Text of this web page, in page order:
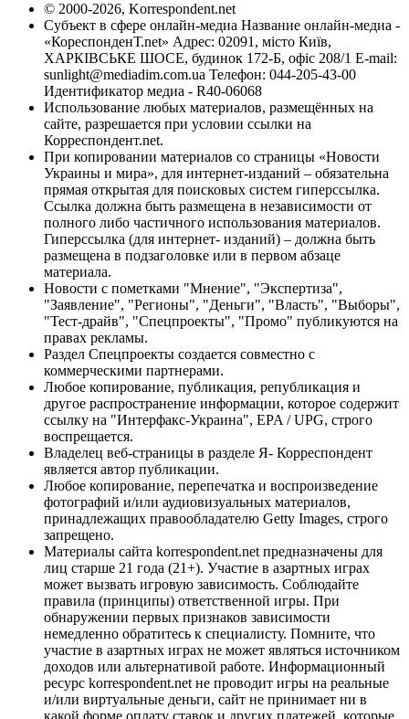
© 2000-2026, Korrespondent.net
Субъект в сфере онлайн-медиа Название онлайн-медиа -
«КореспонденТ.net» Адрес: 02091, місто Київ,
ХАРКІВСЬКЕ ШОСЕ, будинок 172-Б, офіс 208/1 E-mail:
sunlight@mediadim.com.ua Телефон: 044-205-43-00
Идентификатор медиа - R40-06068
Использование любых материалов, размещённых на
сайте, разрешается при условии ссылки на
Корреспондент.net.
При копировании материалов со страницы «Новости
Украины и мира», для интернет-изданий – обязательна
прямая открытая для поисковых систем гиперссылка.
Ссылка должна быть размещена в независимости от
полного либо частичного использования материалов.
Гиперссылка (для интернет- изданий) – должна быть
размещена в подзаголовке или в первом абзаце
материала.
Новости с пометками "Мнение", "Экспертиза",
"Заявление", "Регионы", "Деньги", "Власть", "Выборы",
"Тест-драйв", "Спецпроекты", "Промо" публикуются на
правах рекламы.
Раздел Спецпроекты создается совместно с
коммерческими партнерами.
Любое копирование, публикация, републикация и
другое распространение информации, которое содержит
ссылку на "Интерфакс-Украина", EPA / UPG, строго
воспрещается.
Владелец веб-страницы в разделе Я- Корреспондент
является автор публикации.
Любое копирование, перепечатка и воспроизведение
фотографий и/или аудиовизуальных материалов,
принадлежащих правообладателю Getty Images, строго
запрещено.
Материалы сайта korrespondent.net предназначены для
лиц старше 21 года (21+). Участие в азартных играх
может вызвать игровую зависимость. Соблюдайте
правила (принципы) ответственной игры. При
обнаружении первых признаков зависимости
немедленно обратитесь к специалисту. Помните, что
участие в азартных играх не может являться источником
доходов или альтернативой работе. Информационный
ресурс korrespondent.net не проводит игры на реальные
и/или виртуальные деньги, сайт не принимает ни в